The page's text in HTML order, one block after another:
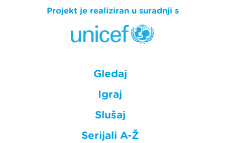
Projekt je realiziran u suradnji s
Gledaj
Igraj
Slušaj
Serijali A-Ž